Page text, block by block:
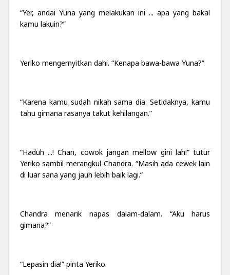
“Yer, andai Yuna yang melakukan ini ... apa yang bakal
kamu lakuin?”
Yeriko mengernyitkan dahi. “Kenapa bawa-bawa Yuna?”
“Karena kamu sudah nikah sama dia. Setidaknya, kamu
tahu gimana rasanya takut kehilangan.”
“Haduh ...! Chan, cowok jangan mellow gini lah!” tutur
Yeriko sambil merangkul Chandra. “Masih ada cewek lain
di luar sana yang jauh lebih baik lagi.”
Chandra menarik napas dalam-dalam. “Aku harus
gimana?”
“Lepasin dia!” pinta Yeriko.